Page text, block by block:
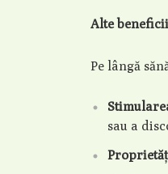
Alte
Pe lângă
sau a